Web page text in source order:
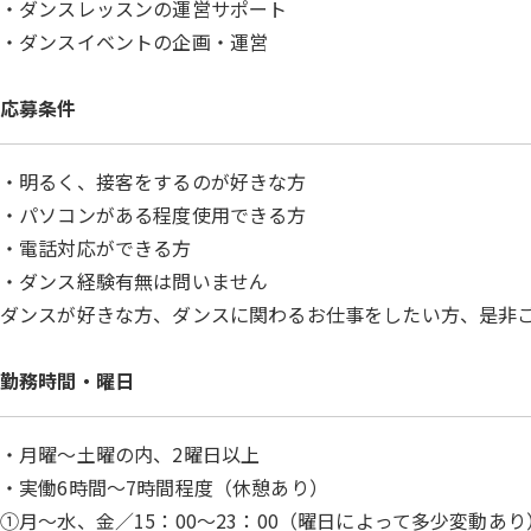
・ダンスレッスンの運営サポート
・ダンスイベントの企画・運営
応募条件
・明るく、接客をするのが好きな方
・パソコンがある程度使用できる方
・電話対応ができる方
・ダンス経験有無は問いません
ダンスが好きな方、ダンスに関わるお仕事をしたい方、是非
勤務時間・曜日
・月曜～土曜の内、2曜日以上
・実働6時間～7時間程度（休憩あり）
①月～水、金／15：00～23：00（曜日によって多少変動あり）